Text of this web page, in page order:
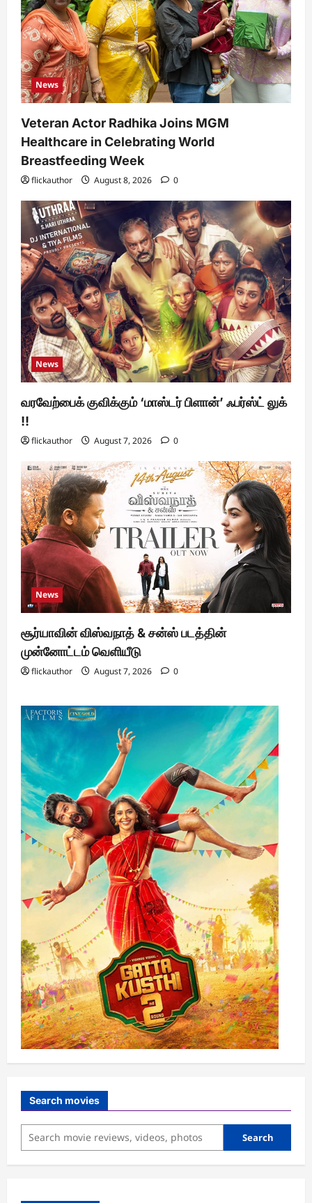
News
Veteran Actor Radhika Joins MGM
Healthcare in Celebrating World
Breastfeeding Week
flickauthor August 8, 2026 0
News
வரவேற்பைக் குவிக்கும் ‘மாஸ்டர் பிளான்’ ஃபர்ஸ்ட் லுக்
!!
flickauthor August 7, 2026 0
News
சூர்யாவின் விஸ்வநாத் & சன்ஸ் படத்தின்
முன்னோட்டம் வெளியீடு
flickauthor August 7, 2026 0
Search movies
Search